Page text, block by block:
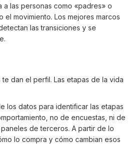
a las personas como «padres» o
el movimiento. Los mejores marcos
las transiciones y se
dan el perfil. Las etapas de la vida
los datos para identificar las etapas
no de encuestas, ni de
de terceros. A partir de lo
lo compra y cómo cambian esos